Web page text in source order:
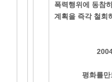
폭력행위에 동참
계획을 즉각 철회
평화를